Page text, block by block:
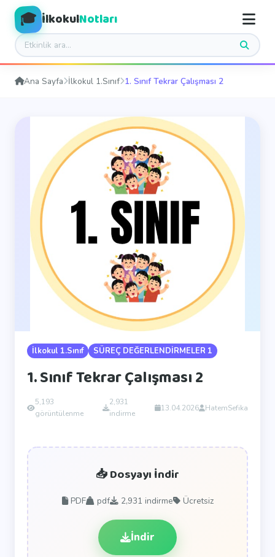
🎓 İlkokulNotları
Ana Sayfa İlkokul 1.Sınıf 1. Sınıf Tekrar Çalışması 2
İlkokul 1.Sınıf SÜREÇ DEĞERLENDİRMELER 1
1. Sınıf Tekrar Çalışması 2
5,193
görüntülenme
2,931
indirme
13.04.2026 HatemSefika
📥 Dosyayı İndir
PDF pdf 2,931 indirme Ücretsiz
İndir